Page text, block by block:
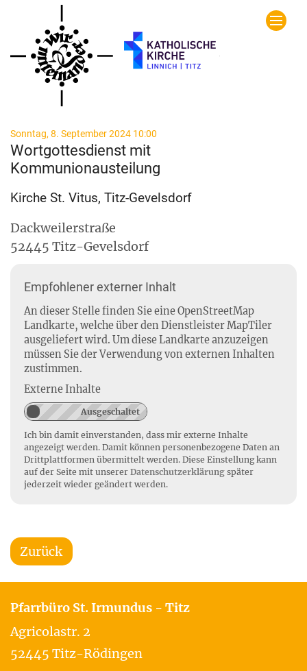
Zum Inhalt springen
Sonntag, 8. September 2024 10:00
Wortgottesdienst mit
Kommunionausteilung
Kirche St. Vitus, Titz-Gevelsdorf
Dackweilerstraße
52445 Titz-Gevelsdorf
Empfohlener externer Inhalt
An dieser Stelle finden Sie eine OpenStreetMap
Landkarte, welche über den Dienstleister MapTiler
ausgeliefert wird. Um diese Landkarte anzuzeigen
müssen Sie der Verwendung von externen Inhalten
zustimmen.
Externe Inhalte
Ich bin damit einverstanden, dass mir externe Inhalte
angezeigt werden. Damit können personenbezogene Daten an
Drittplattformen übermittelt werden. Diese Einstellung kann
auf der Seite mit unserer Datenschutzerklärung später
jederzeit wieder geändert werden.
Zurück
Pfarrbüro St. Irmundus - Titz
Agricolastr. 2
52445 Titz-Rödingen